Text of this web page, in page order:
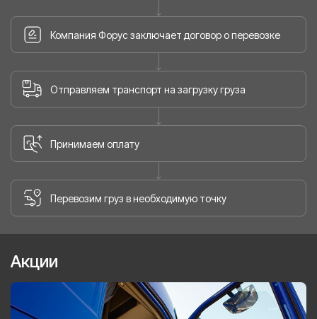
Компания Форус заключает договор о перевозке
Отправляем транспорт на загрузку груза
Принимаем оплату
Перевозим груз в необходимую точку
Акции